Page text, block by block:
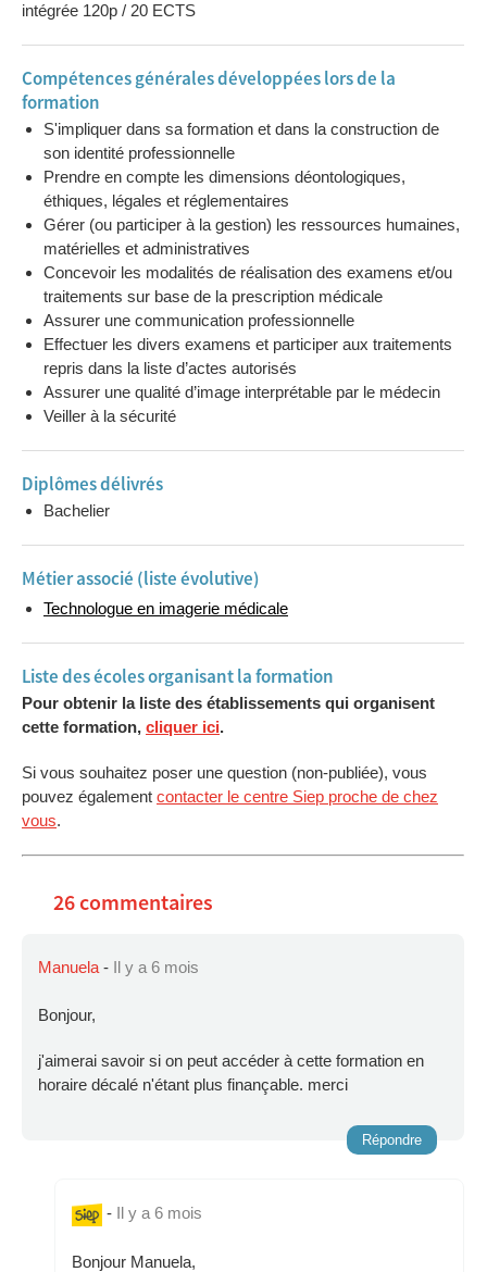
intégrée 120p / 20 ECTS
Compétences générales développées lors de la
formation
S'impliquer dans sa formation et dans la construction de
son identité professionnelle
Prendre en compte les dimensions déontologiques,
éthiques, légales et réglementaires
Gérer (ou participer à la gestion) les ressources humaines,
matérielles et administratives
Concevoir les modalités de réalisation des examens et/ou
traitements sur base de la prescription médicale
Assurer une communication professionnelle
Effectuer les divers examens et participer aux traitements
repris dans la liste d’actes autorisés
Assurer une qualité d’image interprétable par le médecin
Veiller à la sécurité
Diplômes délivrés
Bachelier
Métier associé (liste évolutive)
Technologue en imagerie médicale
Liste des écoles organisant la formation
Pour obtenir la liste des établissements qui organisent
cette formation, cliquer ici.
Si vous souhaitez poser une question (non-publiée), vous
pouvez également contacter le centre Siep proche de chez
vous.
26 commentaires
Manuela - Il y a 6 mois
Bonjour,
j'aimerai savoir si on peut accéder à cette formation en
horaire décalé n'étant plus finançable. merci
Répondre
- Il y a 6 mois
Bonjour Manuela,